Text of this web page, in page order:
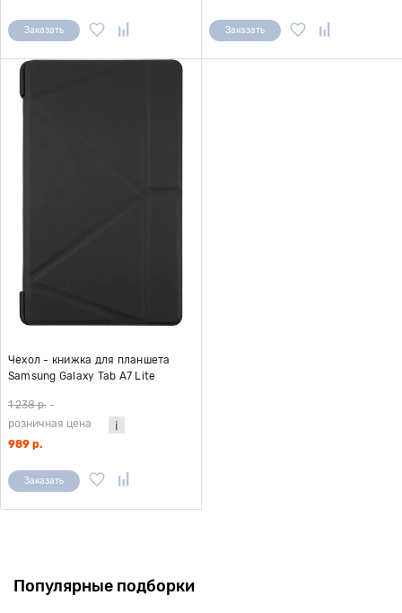
Заказать Заказать
Чехол - книжка для планшета
Samsung Galaxy Tab A7 Lite
крышкой, подставка Y, черный,
Redline
1 238 р. -
розничная цена
989 р.
Заказать
Популярные подборки